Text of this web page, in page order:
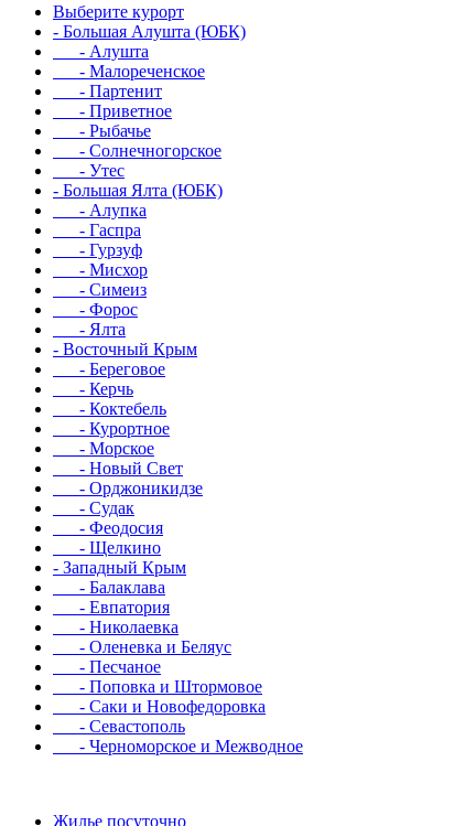
Выберите курорт
- Большая Алушта (ЮБК)
- Алушта
- Малореченское
- Партенит
- Приветное
- Рыбачье
- Солнечногорское
- Утес
- Большая Ялта (ЮБК)
- Алупка
- Гаспра
- Гурзуф
- Мисхор
- Симеиз
- Форос
- Ялта
- Восточный Крым
- Береговое
- Керчь
- Коктебель
- Курортное
- Морское
- Новый Свет
- Орджоникидзе
- Судак
- Феодосия
- Щелкино
- Западный Крым
- Балаклава
- Евпатория
- Николаевка
- Оленевка и Беляус
- Песчаное
- Поповка и Штормовое
- Саки и Новофедоровка
- Севастополь
- Черноморское и Межводное
Жилье посуточно